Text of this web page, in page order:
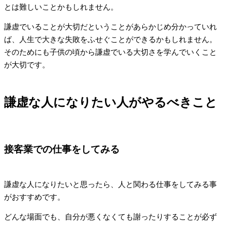
とは難しいことかもしれません。
謙虚でいることが大切だということがあらかじめ分かっていれ
ば、人生で大きな失敗をふせぐことができるかもしれません。
そのためにも子供の頃から謙虚でいる大切さを学んでいくこと
が大切です。
謙虚な人になりたい人がやるべきこと
接客業での仕事をしてみる
謙虚な人になりたいと思ったら、人と関わる仕事をしてみる事
がおすすめです。
どんな場面でも、自分が悪くなくても謝ったりすることが必ず